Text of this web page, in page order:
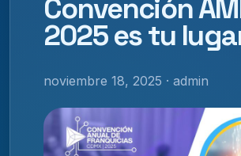
Convención
2025 es tu
noviembre 18, 2025 · admin